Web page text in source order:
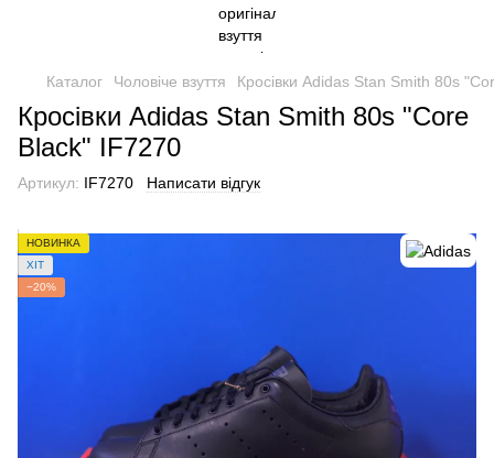
Каталог Чоловіче взуття Кросівки Adidas Stan Smith 80s
Кросівки Adidas Stan Smith 80s "Core
Black" IF7270
Артикул: IF7270 Написати відгук
НОВИНКА
ХІТ
−20%